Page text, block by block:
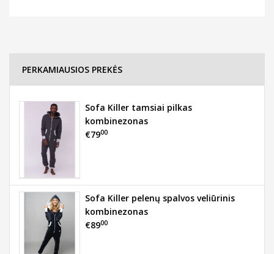
PERKAMIAUSIOS PREKĖS
Sofa Killer tamsiai pilkas
kombinezonas
€7900
Sofa Killer pelenų spalvos veliūrinis
kombinezonas
€8900